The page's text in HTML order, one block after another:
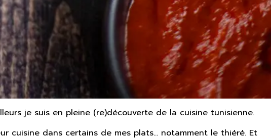
je suis en pleine (re)découverte de la cuisine tunisienne.
cuisine dans certains de mes plats… notamment le thiéré. Et